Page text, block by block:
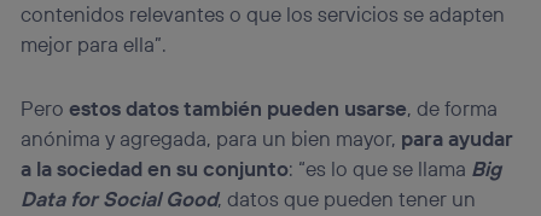
contenidos relevantes o que los servicios se adapten
mejor para ella”.
Peroestos datos también pueden usarse, de forma
anónima y agregada, para un bien mayor, para ayudar
a la sociedad en su conjunto: “es lo que se llama Big
Data for Social Good, datos que pueden tener un